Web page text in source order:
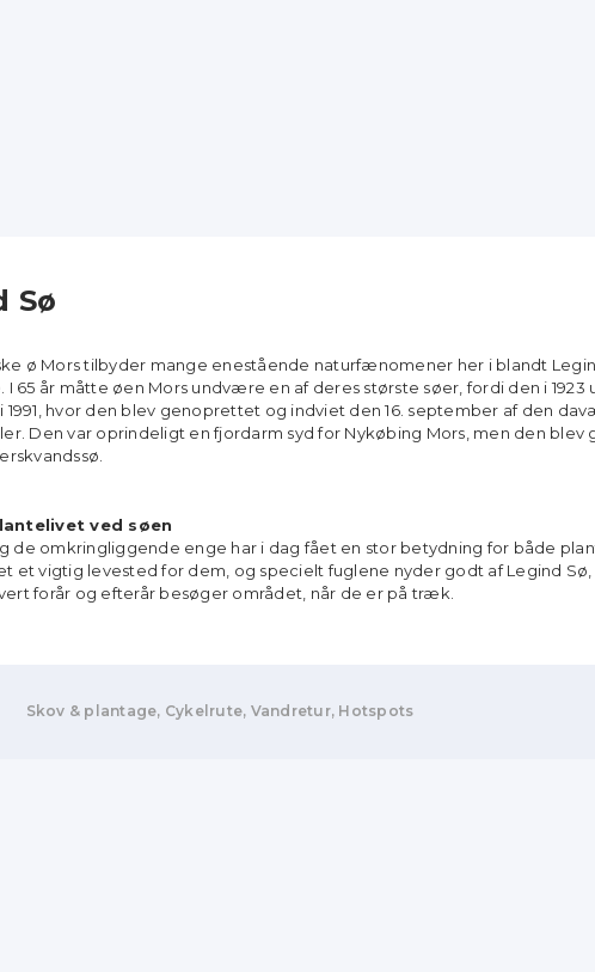
Sø
ø Mors tilbyder mange enestående naturfænomener her i blandt
I 65 år måtte øen Mors undvære en af deres største søer, fordi den i
1991, hvor den blev genoprettet og indviet den 16. september af den
Den var oprindeligt en fjordarm syd for Nykøbing Mors, men den blev
ved søen
de omkringliggende enge har i dag fået en stor betydning for både
et vigtig levested for dem, og specielt fuglene nyder godt af Legind
forår og efterår besøger området, når de er på træk.
Skov & plantage, Cykelrute, Vandretur, Hotspots